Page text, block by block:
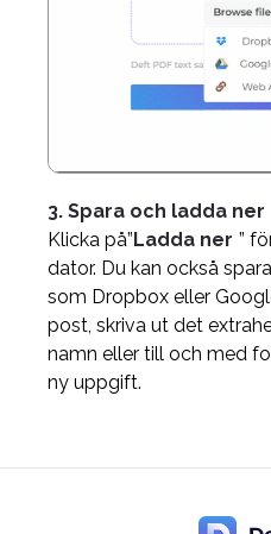
3. Spara och ladda ner
Klicka på”Ladda ner ”
dator. Du kan också
som Dropbox eller
post, skriva ut det
namn eller till och med
ny uppgift.